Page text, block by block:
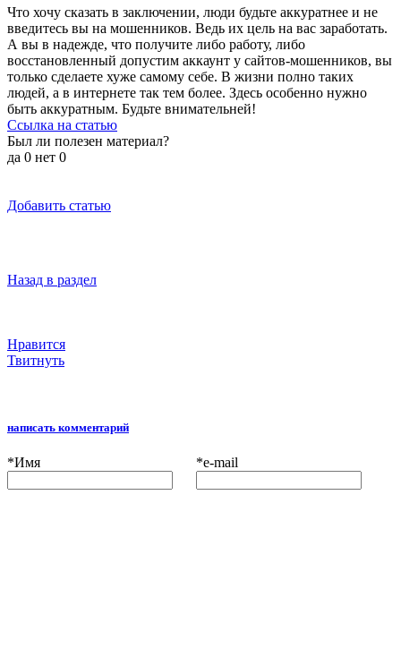
Что хочу сказать в заключении, люди будьте аккуратнее и не
введитесь вы на мошенников. Ведь их цель на вас заработать.
А вы в надежде, что получите либо работу, либо
восстановленный допустим аккаунт у сайтов-мошенников, вы
только сделаете хуже самому себе. В жизни полно таких
людей, а в интернете так тем более. Здесь особенно нужно
быть аккуратным. Будьте внимательней!
Ссылка на статью
Был ли полезен материал?
да 0 нет 0
Добавить статью
Назад в раздел
Нравится
Твитнуть
написать комментарий
*Имя *e-mail